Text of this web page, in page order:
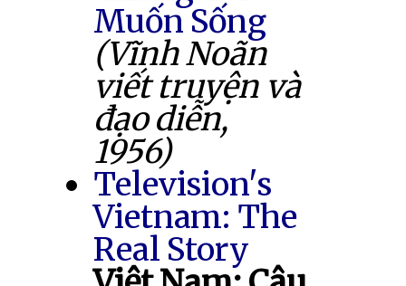
Muốn Sống
(Vĩnh Noãn
viết truyện và
đạo diễn,
1956)
Television's
Vietnam: The
Real Story